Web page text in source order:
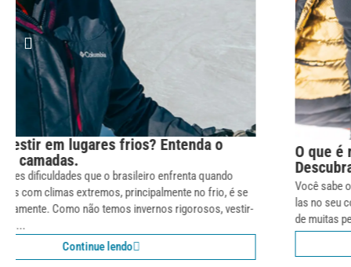
O que é roupa térmica e porque usá-las?
Descubra!
Você sabe o que é a roupa térmica e quais os motivos para utilizá-
las no seu cotidiano? Essa é uma dúvida bastante presente por parte
de muitas pessoas. O questionamento...
Continue lendo